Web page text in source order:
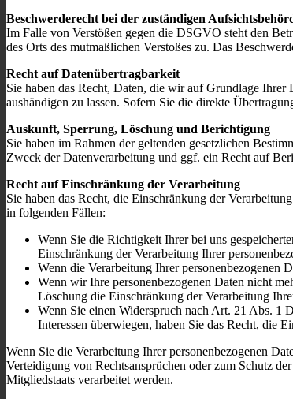
Beschwerderecht bei der zuständigen
Im Falle von Verstößen gegen die DSGVO steht den
des Orts des mutmaßlichen Verstoßes zu. Das
Recht auf Datenübertragbarkeit
Sie haben das Recht, Daten, die wir auf Grundlage
aushändigen zu lassen. Sofern Sie die direkte
Auskunft, Sperrung, Löschung und Berichtigung
Sie haben im Rahmen der geltenden gesetzlichen
Zweck der Datenverarbeitung und ggf. ein Recht auf
Recht auf Einschränkung der Verarbeitung
Sie haben das Recht, die Einschränkung der
in folgenden Fällen:
Wenn Sie die Richtigkeit Ihrer bei uns
Einschränkung der Verarbeitung Ihrer
Wenn die Verarbeitung Ihrer personenbezogenen
Wenn wir Ihre personenbezogenen Daten nicht
Löschung die Einschränkung der Verarbeitung
Wenn Sie einen Widerspruch nach Art. 21 Abs. 1
Interessen überwiegen, haben Sie das Recht, die
Wenn Sie die Verarbeitung Ihrer personenbezogenen
Verteidigung von Rechtsansprüchen oder zum Schutz
Mitgliedstaats verarbeitet werden.